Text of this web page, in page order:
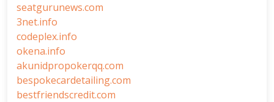
seatgurunews.com
3net.info
codeplex.info
okena.info
akunidpropokerqq.com
bespokecardetailing.com
bestfriendscredit.com